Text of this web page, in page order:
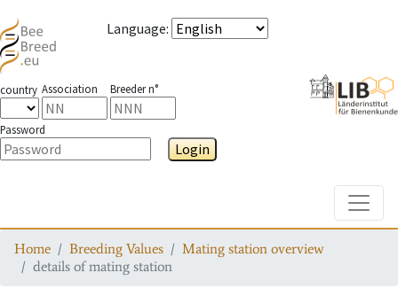
Language:
country Association Breeder n°
Password
Login
Home Breeding Values
Mating station overview
details of mating station